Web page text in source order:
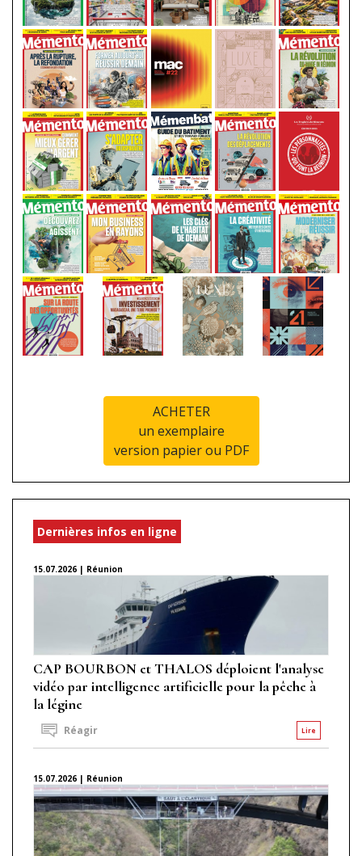
ACHETER
un exemplaire
version papier ou PDF
Dernières infos en ligne
15.07.2026 | Réunion
CAP BOURBON et THALOS déploient l'analyse
vidéo par intelligence artificielle pour la pêche à
la légine
Lire
Réagir
15.07.2026 | Réunion